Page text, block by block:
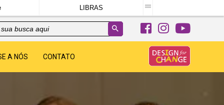
LIBRAS
A NÓS CONTATO